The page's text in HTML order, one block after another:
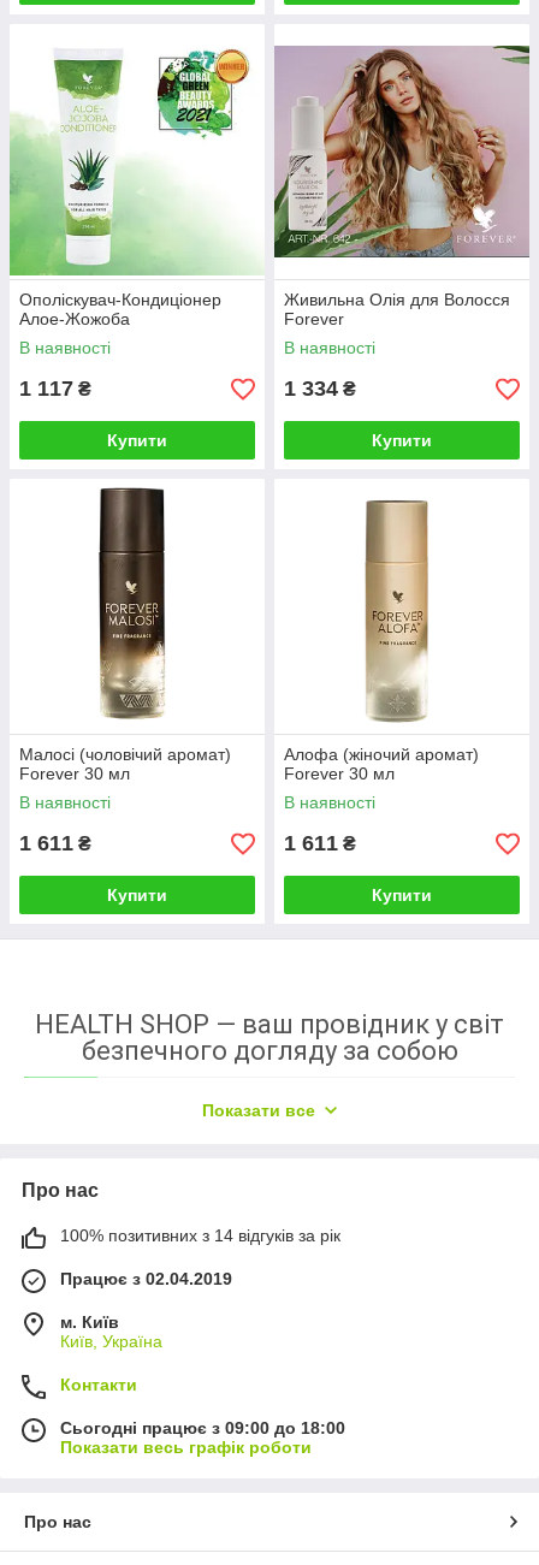
Ополіскувач-Кондиціонер
Алое-Жожоба
В наявності
1 117 ₴
Купити
Живильна Олія для Волосся
Forever
В наявності
1 334 ₴
Купити
Малосі (чоловічий аромат)
Forever 30 мл
В наявності
1 611 ₴
Купити
Алофа (жіночий аромат)
Forever 30 мл
В наявності
1 611 ₴
Купити
HEALTH SHOP — ваш провідник у світ
безпечного догляду за собою
побутової хімії на
натуральній основі, понад
20 позицій.
Доставл
яем
перевозчиками,
зроблене у нас, а
Показати все
Про нас
100% позитивних з 14 відгуків за рік
Працює з 02.04.2019
м. Київ
Київ, Україна
Контакти
Сьогодні працює з 09:00 до 18:00
Показати весь графік роботи
Про нас